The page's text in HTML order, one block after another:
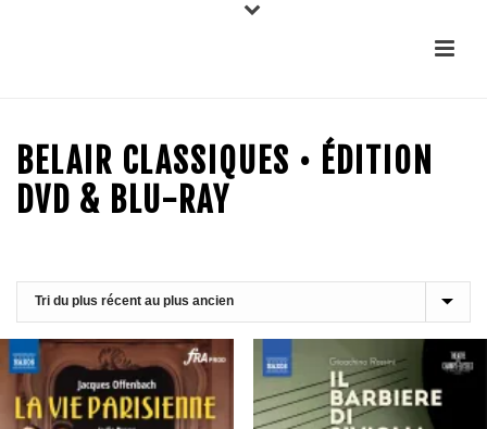
BELAIR CLASSIQUES • ÉDITION
DVD & BLU-RAY